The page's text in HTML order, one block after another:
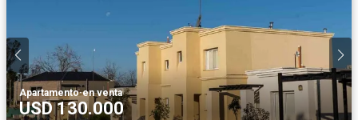
Apartamento·en venta
USD 130.000